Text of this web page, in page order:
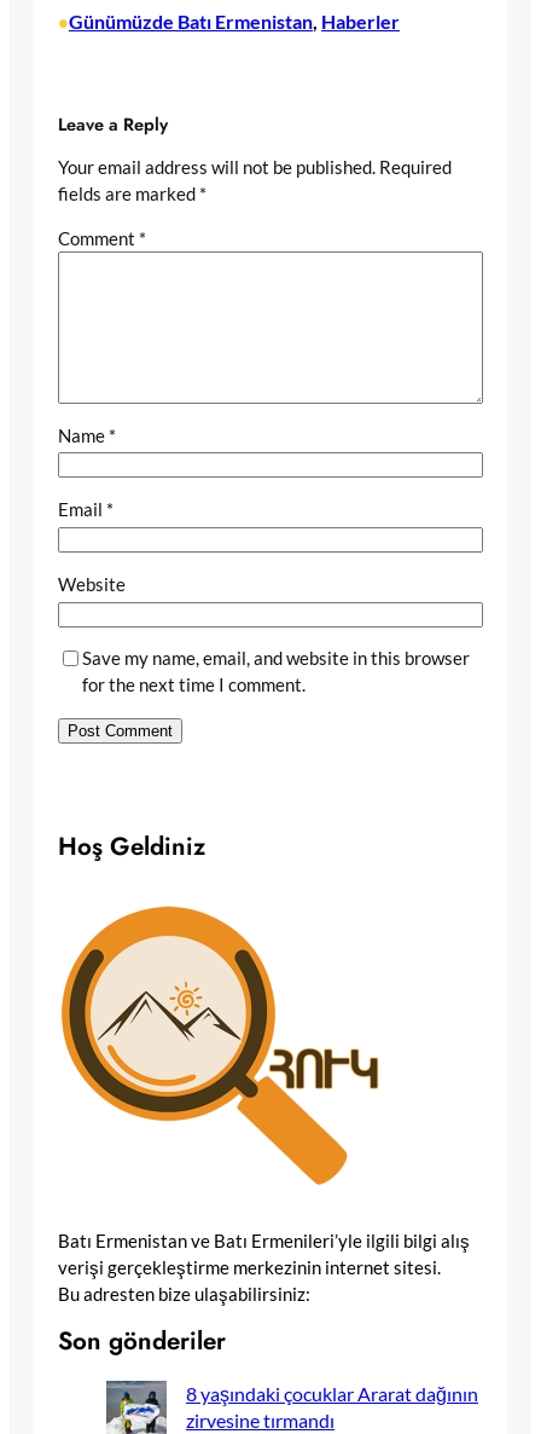
•Günümüzde Batı Ermenistan, Haberler
Leave a Reply
Your email address will not be published. Required
fields are marked *
Comment *
Name *
Email *
Website
Save my name, email, and website in this browser
for the next time I comment.
Hoş Geldiniz
Batı Ermenistan ve Batı Ermenileri’yle ilgili bilgi alış
verişi gerçekleştirme merkezinin internet sitesi.
Bu adresten bize ulaşabilirsiniz:
Son gönderiler
8 yaşındaki çocuklar Ararat dağının
zirvesine tırmandı